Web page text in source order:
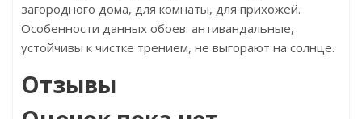
загородного дома, для комнаты, для прихожей.
Особенности данных обоев: антивандальные,
устойчивы к чистке трением, не выгорают на солнце.
Отзывы